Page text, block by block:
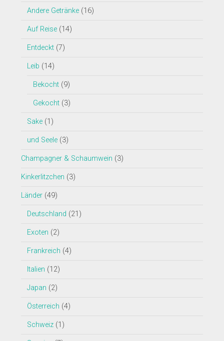
Andere Getränke(16)
Auf Reise(14)
Entdeckt(7)
Leib (14)
Bekocht(9)
Gekocht(3)
Sake(1)
und Seele(3)
Champagner & Schaumwein (3)
Kinkerlitzchen (3)
Länder(49)
Deutschland (21)
Exoten (2)
Frankreich (4)
Italien (12)
Japan (2)
Österreich (4)
Schweiz(1)